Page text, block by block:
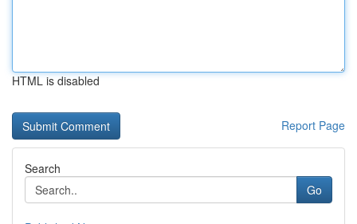
HTML is disabled
Report Page
Search
Go